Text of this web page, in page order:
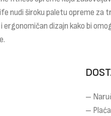
nudi široku paletu opreme
dizajn kako bi
–
–